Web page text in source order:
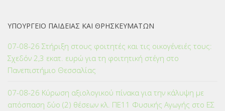
ΥΠΟΥΡΓΕΙΟ ΠΑΙΔΕΙΑΣ ΚΑΙ ΘΡΗΣΚΕΥΜΑΤΩΝ
07-08-26 Στήριξη στους φοιτητές και τις οικογένειές τους:
Σχεδόν 2,3 εκατ. ευρώ για τη φοιτητική στέγη στο
Πανεπιστήμιο Θεσσαλίας
07-08-26 Κύρωση αξιολογικού πίνακα για την κάλυψη με
απόσπαση δύο (2) θέσεων κλ. ΠΕ11 Φυσικής Αγωγής στο ΕΣ